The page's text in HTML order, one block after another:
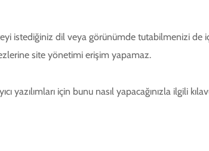
istediğiniz dil veya görünümde tutabilmenizi de
site yönetimi erişim yapamaz.
yazılımları için bunu nasıl yapacağınızla ilgili